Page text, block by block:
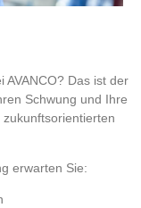
AVANCO? Das ist der
Schwung und Ihre
erwarten Sie: